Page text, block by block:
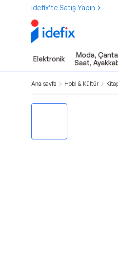
idefix’te Satış Yapın
Elektronik
Moda,
Saat,
Ana sayfa Hobi & Kültür